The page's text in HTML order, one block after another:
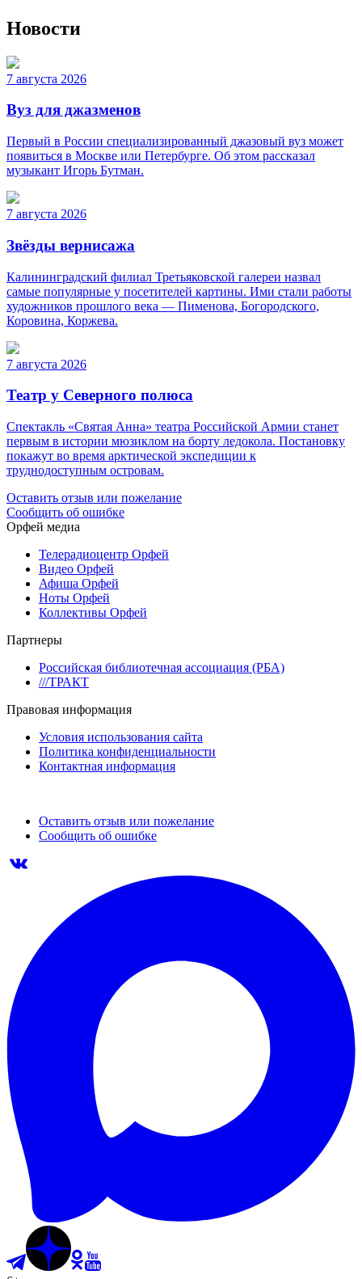
Новости
7 августа 2026
Вуз для джазменов
Первый в России специализированный джазовый вуз может
появиться в Москве или Петербурге. Об этом рассказал
музыкант Игорь Бутман.
7 августа 2026
Звёзды вернисажа
Калининградский филиал Третьяковской галереи назвал
самые популярные у посетителей картины. Ими стали работы
художников прошлого века — Пименова, Богородского,
Коровина, Коржева.
7 августа 2026
Театр у Северного полюса
Спектакль «Святая Анна» театра Российской Армии станет
первым в истории мюзиклом на борту ледокола. Постановку
покажут во время арктической экспедиции к
труднодоступным островам.
Оставить отзыв или пожелание
Сообщить об ошибке
Орфей медиа
Телерадиоцентр Орфей
Видео Орфей
Афиша Орфей
Ноты Орфей
Коллективы Орфей
Партнеры
Российская библиотечная ассоциация (РБА)
///ТРАКТ
Правовая информация
Условия использования сайта
Политика конфиденциальности
Контактная информация
Оставить отзыв или пожелание
Сообщить об ошибке